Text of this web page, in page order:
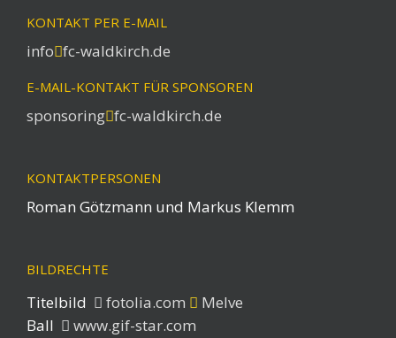
KONTAKT PER E-MAIL
info fc-waldkirch.de
E-MAIL-KONTAKT FÜR SPONSOREN
sponsoring fc-waldkirch.de
KONTAKTPERSONEN
Roman Götzmann und Markus Klemm
BILDRECHTE
Titelbild fotolia.com
Melve
Ball
www.gif-star.com